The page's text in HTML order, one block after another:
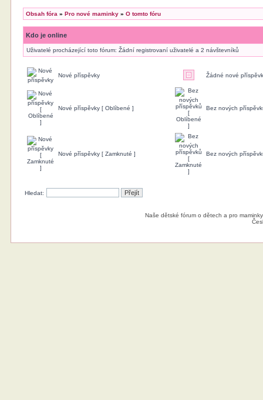
Obsah fóra »Pro nové maminky »O tomto fóru
Kdo je online
Uživatelé procházející toto fórum: Žádní registrovaní uživatelé a 2 návštevníků
Nové příspěvky Žádné nové
Nové příspěvky [ Oblíbené ] Bez nových
Nové příspěvky [ Zamknuté ] Bez nových
Hledat:
Naše dětské fórum o dětech a pro